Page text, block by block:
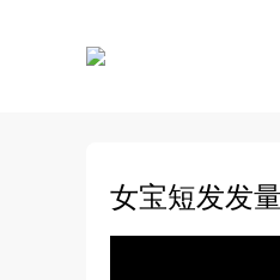
女宝短发发